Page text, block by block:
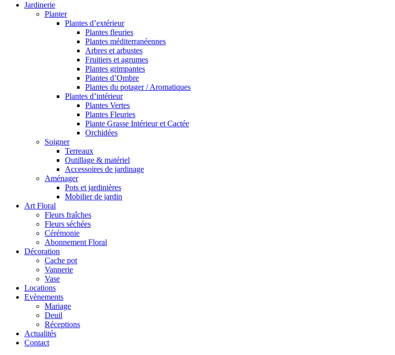
Jardinerie
Planter
Plantes d’extérieur
Plantes fleuries
Plantes méditerranéennes
Arbres et arbustes
Fruitiers et agrumes
Plantes grimpantes
Plantes d’Ombre
Plantes du potager / Aromatiques
Plantes d’intérieur
Plantes Vertes
Plantes Fleuries
Plante Grasse Intérieur et Cactée
Orchidées
Soigner
Terreaux
Outillage & matériel
Accessoires de jardinage
Aménager
Pots et jardinières
Mobilier de jardin
Art Floral
Fleurs fraîches
Fleurs séchées
Cérémonie
Abonnement Floral
Décoration
Cache pot
Vannerie
Vase
Locations
Evènements
Mariage
Deuil
Réceptions
Actualités
Contact